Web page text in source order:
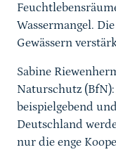
Wassermangel.
Gewässern
Sabine
Naturschutz (BfN):
beispielgebend
Deutschland
nur die enge